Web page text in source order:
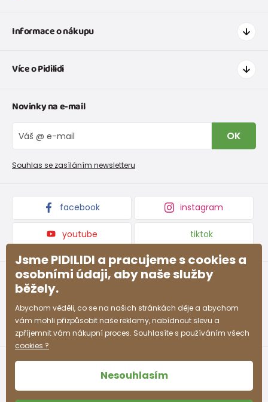
Informace o nákupu
Doprava a platba
Tabulka velikostí obuvi
Vrácení zboží a reklamace
Reklamační řád
Více o Pidilidi
O nás
Velkoobchod PiDiLiDi
Affiliate program
Kolekce zboží
Novinky na e-mail
OK
Souhlas se zasíláním newsletteru
facebook instagram
youtube tiktok
Jsme PIDILIDI a pracujeme s cookies a
osobními údaji, aby naše služby
běžely.
Abychom věděli, co se na našich stránkách děje a abychom
vám mohli přizpůsobit naše reklamy, nabídnout slevu a
zpříjemnit vám nákupní proces. Souhlasíte s používáním všech
cookies ?
Nesouhlasím